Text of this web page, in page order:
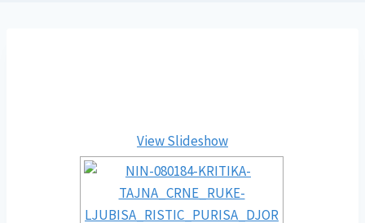
View Slideshow